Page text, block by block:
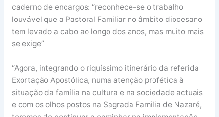
caderno de encargos: “reconhece-se o trabalho
louvável que a Pastoral Familiar no âmbito diocesano
tem levado a cabo ao longo dos anos, mas muito mais
se exige”.
“Agora, integrando o riquíssimo itinerário da referida
Exortação Apostólica, numa atenção profética à
situação da família na cultura e na sociedade actuais
e com os olhos postos na Sagrada Familia de Nazaré,